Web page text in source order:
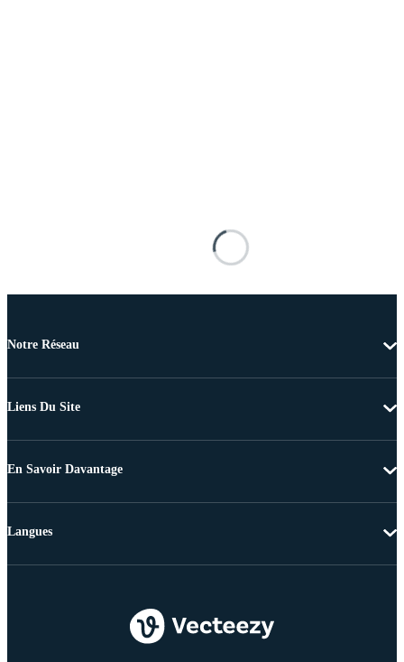
Notre Réseau
Liens Du Site
En Savoir Davantage
Langues